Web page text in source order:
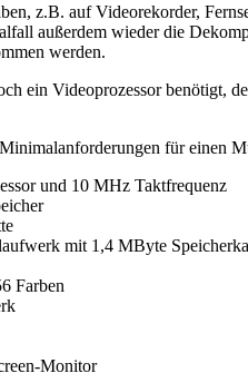
z.B. auf Videorekorder,
außerdem wieder die
werden.
ein Videoprozessor benötigt,
für einen
und 10 MHz Taktfrequenz
mit 1,4 MByte
Farben
Monitor